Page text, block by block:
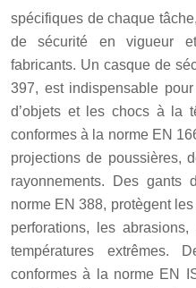
spécifiques de chaque
de sécurité en vigueur
fabricants. Un casque de
397, est indispensable
d’objets et les chocs à la
conformes à la norme EN
projections de poussières,
rayonnements. Des gants
norme EN 388, protègent
perforations, les
températures extrêmes.
conformes à la norme EN